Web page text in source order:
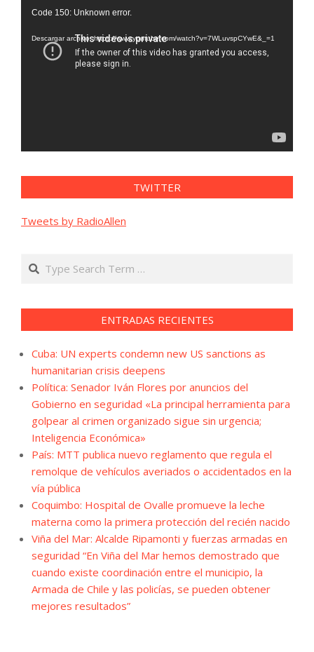
Reproductor
vídeo
Code 150: Unknown error.
Descargar archivo: https://www.youtube.com/watch?v=7WLuvspCYwE&_=1
TWITTER
Tweets by RadioAllen
Search
ENTRADAS RECIENTES
Cuba: UN experts condemn new US sanctions as
humanitarian crisis deepens
Política: Senador Iván Flores por anuncios del
Gobierno en seguridad «La principal herramienta para
golpear al crimen organizado sigue sin urgencia;
Inteligencia Económica»
País: MTT publica nuevo reglamento que regula el
remolque de vehículos averiados o accidentados en la
vía pública
Coquimbo: Hospital de Ovalle promueve la leche
materna como la primera protección del recién nacido
Viña del Mar: Alcalde Ripamonti y fuerzas armadas en
seguridad “En Viña del Mar hemos demostrado que
cuando existe coordinación entre el municipio, la
Armada de Chile y las policías, se pueden obtener
mejores resultados”